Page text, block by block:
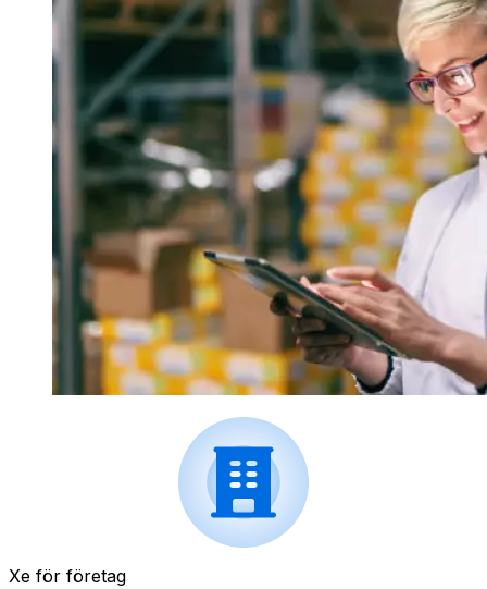
Xe för företag